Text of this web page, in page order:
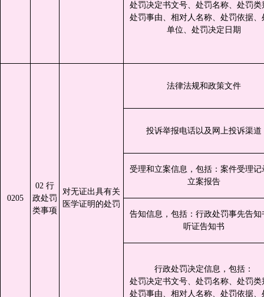
处罚决定书文号、处罚名称、处罚类
处罚事由、相对人名称、处罚依据、
单位、处罚决定日期
0205
02 行
政处罚
类事项
对无证出具有关
医学证明的处罚
法律法规和政策文件
投诉举报电话以及网上投诉渠道
受理和立案信息，包括：案件受理记
立案报告
告知信息，包括：行政处罚事先告知
听证告知书
行政处罚决定信息，包括：
处罚决定书文号、处罚名称、处罚类
处罚事由、相对人名称、处罚依据、